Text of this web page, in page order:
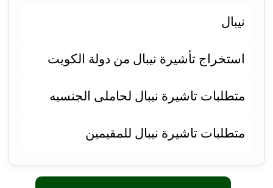
نيبال
استخراج تأشيرة نيبال من دولة الكويت
متطلبات تاشيرة نيبال لحاملى الجنسيه
متطلبات تاشيرة نيبال للمقيمين